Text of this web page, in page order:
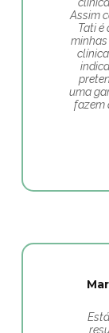
Assim
Tati é
minhas
uma
fazem